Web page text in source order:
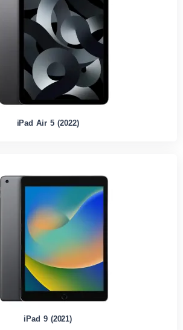
iPad Air 5 (2022)
iPad 9 (2021)